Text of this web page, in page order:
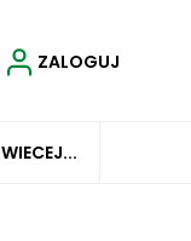
WIECEJ...
ZALOGUJ